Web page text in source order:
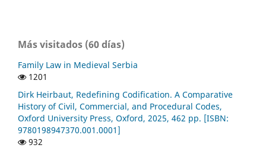
Más visitados (60 días)
Family Law in Medieval Serbia
1201
Dirk Heirbaut, Redefining Codification. A Comparative
History of Civil, Commercial, and Procedural Codes,
Oxford University Press, Oxford, 2025, 462 pp. [ISBN:
9780198947370.001.0001]
932